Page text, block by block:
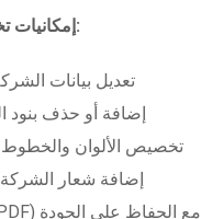
إمكانيات تخصيص متقدمة:
تعديل بيانات
إضافة أو حذف بنود
تخصيص الألوان والخطوط
إضافة شعار الشركة
طباعة بعدة صيغ (Word/PDF) مع الحفاظ على الجودة